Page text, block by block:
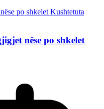
nëse po shkelet